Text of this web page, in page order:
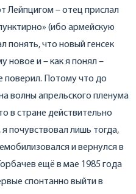
Лейпцигом – отец прислал
(ибо армейскую
понять, что новый генсек
новое и – как я понял –
поверил. Потому что до
волны апрельского пленума
в стране действительно
почувствовал лишь тогда,
и вернулся в
ещё в мае 1985 года
спонтанно выйти в